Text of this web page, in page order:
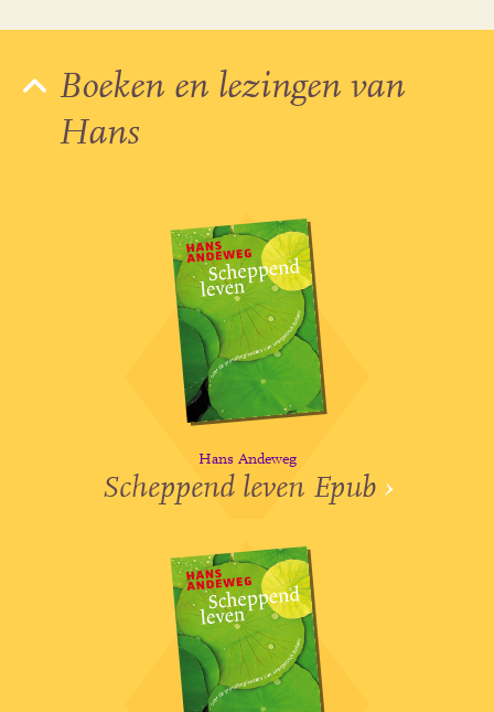
Boeken en lezingen van
Hans
Hans Andeweg
Scheppend leven Epub ›